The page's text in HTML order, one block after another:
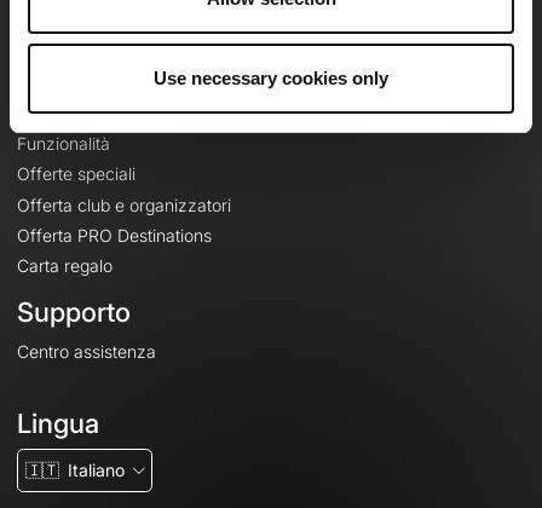
Use necessary cookies only
Le Mag'
Mappe di base topografiche
Funzionalità
Offerte speciali
Offerta club e organizzatori
Offerta PRO Destinations
Carta regalo
Supporto
Centro assistenza
Lingua
🇮🇹 Italiano